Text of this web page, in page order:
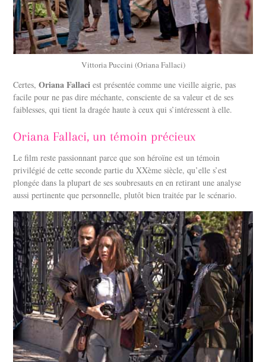
Vittoria Puccini (Oriana Fallaci)
Certes,Oriana Fallaciest présentée comme une vieille aigrie, pas
facile pour ne pas dire méchante, consciente de sa valeur et de ses
faiblesses, qui tient la dragée haute à ceux qui s’intéressent à elle.
Oriana Fallaci, un témoin précieux
Le film reste passionnant parce que son héroïne est un témoin
privilégié de cette seconde partie du XXème siècle, qu’elle s’est
plongée dans la plupart de ses soubresauts en en retirant une analyse
aussi pertinente que personnelle, plutôt bien traitée par le scénario.